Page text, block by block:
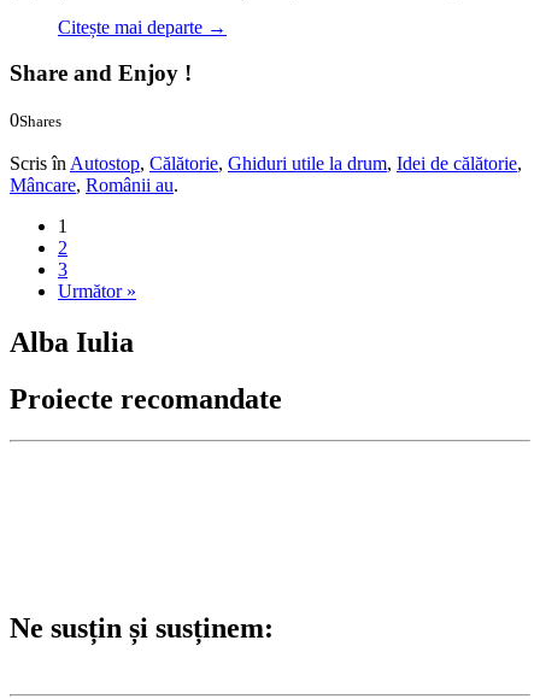
Citește mai departe →
Share and Enjoy !
0Shares
Scris înAutostop, Călătorie, Ghiduri utile la drum, Idei de călătorie,
Mâncare, Românii au.
1
2
3
Următor »
Alba Iulia
Proiecte recomandate
Ne susțin și susținem: